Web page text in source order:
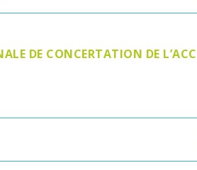
DE CONCERTATION DE